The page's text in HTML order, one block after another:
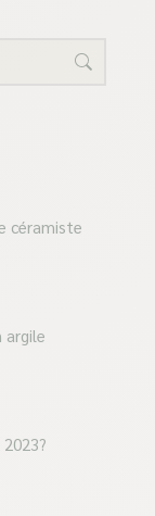
céramiste
argile